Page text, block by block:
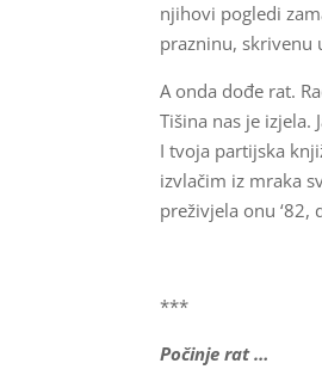
njihovi pogledi
prazninu, skrivenu
A onda dođe rat.
Tišina nas je izjela.
I tvoja partijska
izvlačim iz mraka
preživjela onu ‘82,
***
Počinje rat …